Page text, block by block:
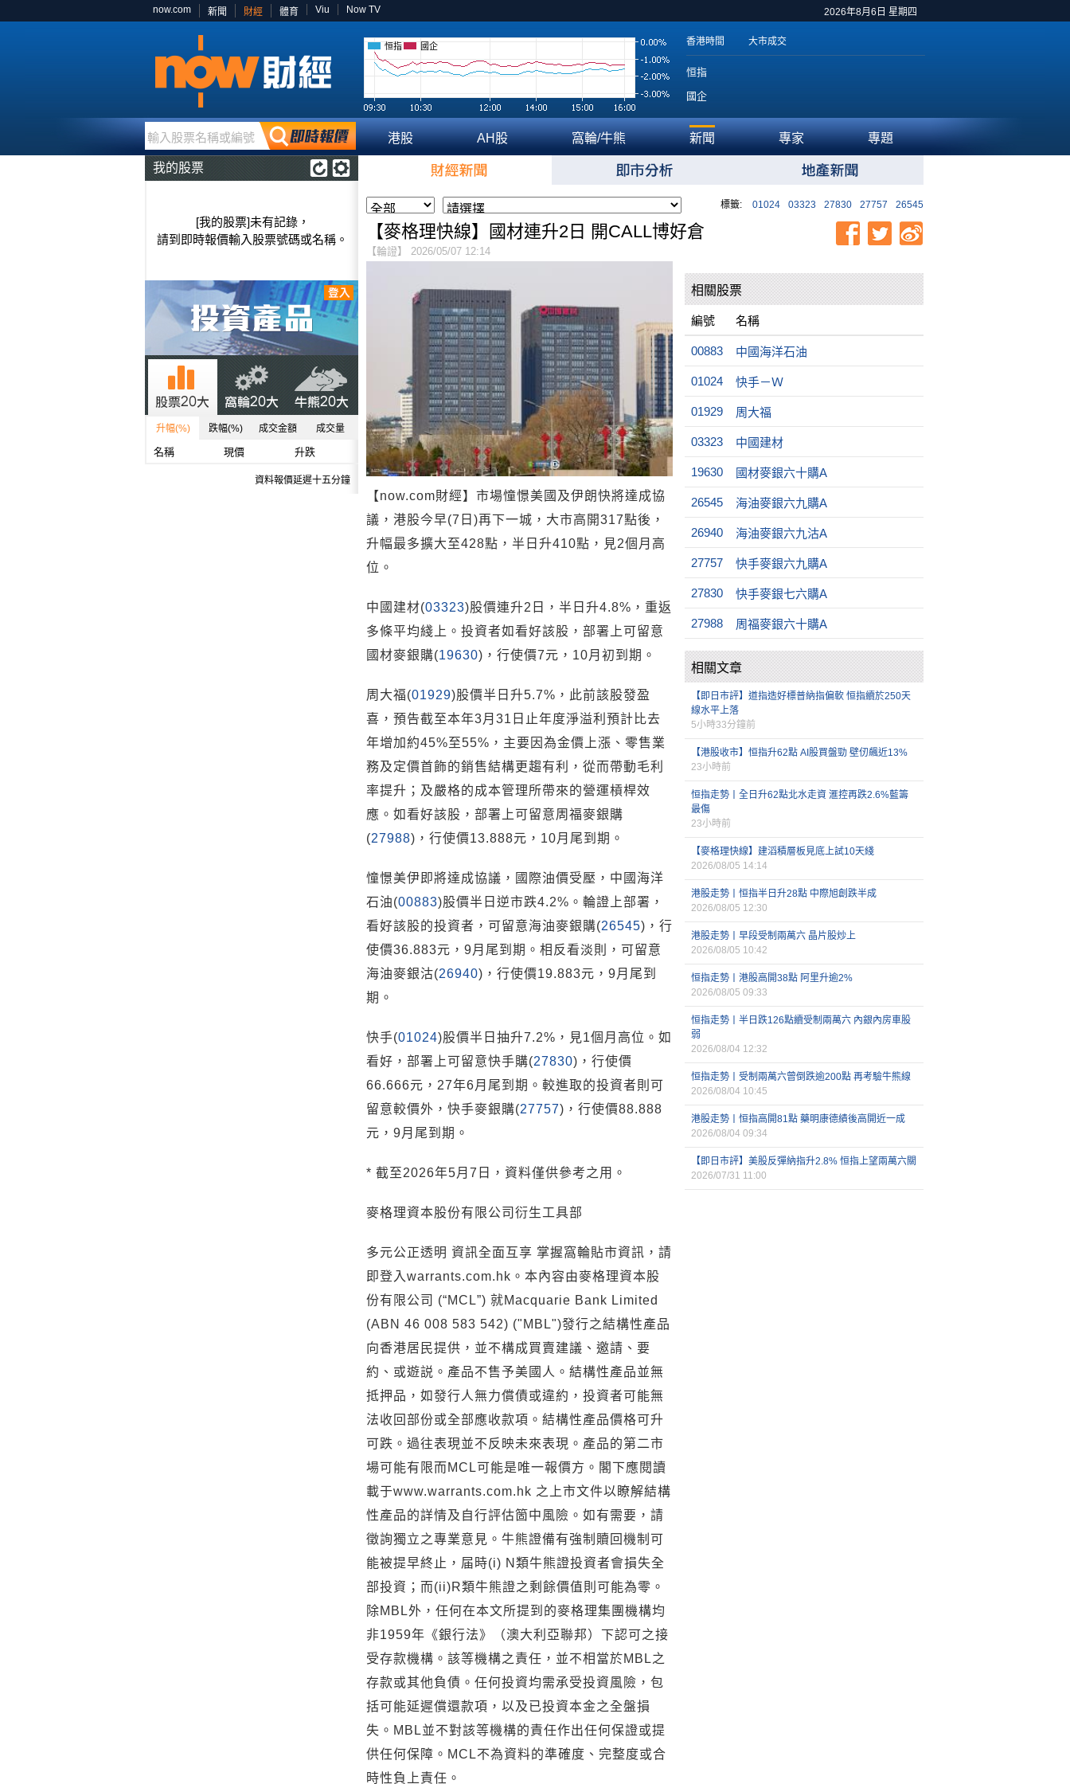
2026年8月6日 星期四
now.com 新聞 財經 體育 Viu Now TV
恒指 國企 香港時間 大市成交
恒指
國企
輸入股票名稱或編號 港股 AH股 窩輪/牛熊 新聞 專家 專題
我的股票
[我的股票]未有記錄，
請到即時報價輸入股票號碼或名稱。
升幅(%) 跌幅(%) 成交金額 成交量
名稱 現價 升跌
資料報價延遲十五分鐘
標籤: 01024 03323 27830 27757 26545
【麥格理快線】國材連升2日 開CALL博好倉
【輪證】 2026/05/07 12:14
【now.com財經】市場憧憬美國及伊朗快將達成協
議，港股今早(7日)再下一城，大市高開317點後，
升幅最多擴大至428點，半日升410點，見2個月高
位。
中國建材(03323)股價連升2日，半日升4.8%，重返
多條平均綫上。投資者如看好該股，部署上可留意
國材麥銀購(19630)，行使價7元，10月初到期。
周大福(01929)股價半日升5.7%，此前該股發盈
喜，預告截至本年3月31日止年度淨溢利預計比去
年增加約45%至55%，主要因為金價上漲、零售業
務及定價首飾的銷售結構更趨有利，從而帶動毛利
率提升；及嚴格的成本管理所帶來的營運槓桿效
應。如看好該股，部署上可留意周福麥銀購
(27988)，行使價13.888元，10月尾到期。
憧憬美伊即將達成協議，國際油價受壓，中國海洋
石油(00883)股價半日逆市跌4.2%。輪證上部署，
看好該股的投資者，可留意海油麥銀購(26545)，行
使價36.883元，9月尾到期。相反看淡則，可留意
海油麥銀沽(26940)，行使價19.883元，9月尾到
期。
快手(01024)股價半日抽升7.2%，見1個月高位。如
看好，部署上可留意快手購(27830)，行使價
66.666元，27年6月尾到期。較進取的投資者則可
留意較價外，快手麥銀購(27757)，行使價88.888
元，9月尾到期。
* 截至2026年5月7日，資料僅供參考之用。
麥格理資本股份有限公司衍生工具部
多元公正透明 資訊全面互享 掌握窩輪貼市資訊，請
即登入warrants.com.hk。本內容由麥格理資本股
份有限公司 (“MCL”) 就Macquarie Bank Limited
(ABN 46 008 583 542) ("MBL")發行之結構性產品
向香港居民提供，並不構成買賣建議、邀請、要
約、或遊説。產品不售予美國人。結構性產品並無
抵押品，如發行人無力償債或違約，投資者可能無
法收回部份或全部應收款項。結構性產品價格可升
可跌。過往表現並不反映未來表現。產品的第二市
場可能有限而MCL可能是唯一報價方。閣下應閱讀
載于www.warrants.com.hk 之上市文件以瞭解結構
性產品的詳情及自行評估箇中風險。如有需要，請
徵詢獨立之專業意見。牛熊證備有強制贖回機制可
能被提早終止，届時(i) N類牛熊證投資者會損失全
部投資；而(ii)R類牛熊證之剩餘價值則可能為零。
除MBL外，任何在本文所提到的麥格理集團機構均
非1959年《銀行法》（澳大利亞聯邦）下認可之接
受存款機構。該等機構之責任，並不相當於MBL之
存款或其他負債。任何投資均需承受投資風險，包
括可能延遲償還款項，以及已投資本金之全盤損
失。MBL並不對該等機構的責任作出任何保證或提
供任何保障。MCL不為資料的準確度、完整度或合
時性負上責任。
相關股票
編號 名稱
00883 中國海洋石油
01024 快手－Ｗ
01929 周大福
03323 中國建材
19630 國材麥銀六十購A
26545 海油麥銀六九購A
26940 海油麥銀六九沽A
27757 快手麥銀六九購A
27830 快手麥銀七六購A
27988 周福麥銀六十購A
相關文章
【即日市評】道指造好標普納指偏軟 恒指續於250天
線水平上落
5小時33分鐘前
【港股收市】恒指升62點 AI股買盤勁 壁仞飆近13%
23小時前
恒指走勢丨全日升62點北水走資 滙控再跌2.6%藍籌
最傷
23小時前
【麥格理快線】建滔積層板見底上試10天綫
2026/08/05 14:14
港股走勢丨恒指半日升28點 中際旭創跌半成
2026/08/05 12:30
港股走勢丨早段受制兩萬六 晶片股炒上
2026/08/05 10:42
恒指走勢丨港股高開38點 阿里升逾2%
2026/08/05 09:33
恒指走勢丨半日跌126點續受制兩萬六 內銀內房車股
弱
2026/08/04 12:32
恒指走勢丨受制兩萬六曾倒跌逾200點 再考驗牛熊線
2026/08/04 10:45
港股走勢丨恒指高開81點 藥明康德績後高開近一成
2026/08/04 09:34
【即日市評】美股反彈納指升2.8% 恒指上望兩萬六關
2026/07/31 11:00